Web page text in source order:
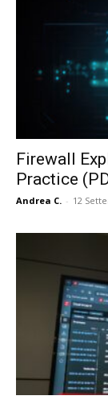
Firewall
Practice
Andrea C. - 12